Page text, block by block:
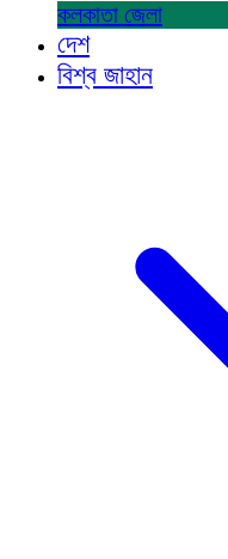
কলকাতা জেলা
দেশ
বিশ্ব জাহান